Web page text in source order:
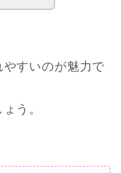
すいのが魅力で
う。